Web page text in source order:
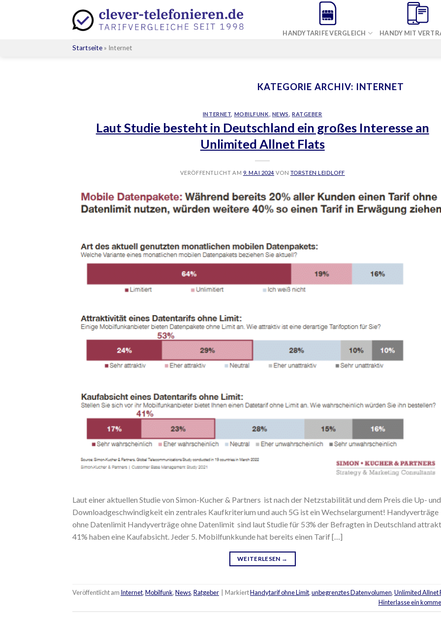
HANDYTARIFE VERGLEICH
HANDY MIT
Startseite » Internet
KATEGORIE ARCHIV: INTERNET
INTERNET MOBILFUNK NEWS ,RATGEBER
Laut Studie besteht in Deutschland ein großes Interesse an
Unlimited Allnet Flats
VERÖFFENTLICHT AM 9. MAI 2024VON TORSTEN LEIDLOFF
Laut einer aktuellen Studie von Simon-Kucher & Partners ist nach der Netzstabilität und dem Preis die Up- und
Downloadgeschwindigkeit ein zentrales Kaufkriterium und auch 5G ist ein Wechselargument! Handyverträge
ohne Datenlimit Handyverträge ohne Datenlimit sind laut Studie für 53% der Befragten in Deutschland
41% haben eine Kaufabsicht. Jeder 5. Mobilfunkkunde hat bereits einen Tarif […]
WEITERLESEN →
Veröffentlicht am Internet,Mobilfunk,News,Ratgeber MarkiertHandytarif ohne Limit,unbegrenztes Datenvolumen,Unlimited Allnet
Hinterlasse ein